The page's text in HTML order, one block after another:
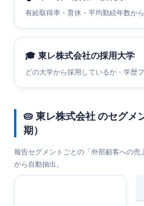
有給取得率・育休・平均勤続年数か
🎓 東レ株式会社の採用大学
どの大学から採用しているか・学歴
🥧 東レ株式会社 のセグメ
期）
報告セグメントごとの「外部顧客への売
から自動抽出。